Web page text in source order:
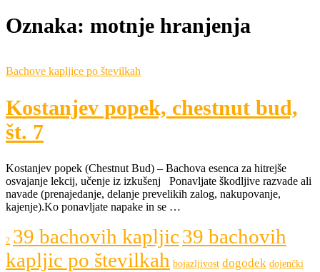
Oznaka: motnje hranjenja
Bachove kapljice po številkah
Kostanjev popek, chestnut bud,
št. 7
Kostanjev popek (Chestnut Bud) – Bachova esenca za hitrejše
osvajanje lekcij, učenje iz izkušenj Ponavljate škodljive razvade ali
navade (prenajedanje, delanje prevelikih zalog, nakupovanje,
kajenje).Ko ponavljate napake in se …
2 39 bachovih kapljic39 bachovih
kapljic po številkah bojazljivost dogodek dojenčki